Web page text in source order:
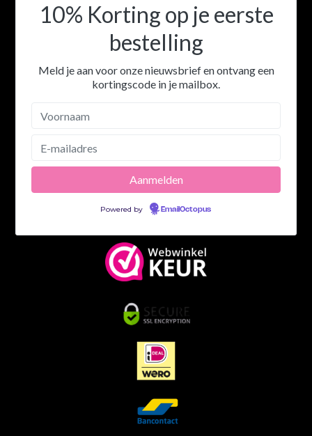
10% Korting op je eerste
bestelling
Meld je aan voor onze nieuwsbrief en ontvang een
kortingscode in je mailbox.
Powered by EmailOctopus